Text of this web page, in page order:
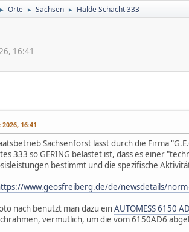
► Orte ► Sachsen ► Halde Schacht 333
16:41
16:41
Sachsenforst lässt durch die Firma
333 so GERING belastet ist, dass es einer
bestimmt und die spezifische
www.geosfreiberg.de/de/newsdetails/
nach benutzt man dazu einAUTOMESS 6150
vermutlich, um die vom 6150AD6